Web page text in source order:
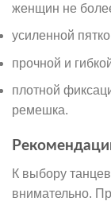
женщин не
усиленной
прочной и
плотной
ремешка.
К выбору
внимательно.